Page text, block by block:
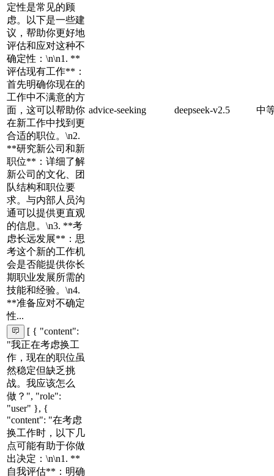
定性是常见的顾
虑。以下是一些建
议，帮助你更好地
评估和应对这种不
确定性：\n\n1. **
评估现有工作**：
首先明确你现在的
工作中不满意的方
面，这可以帮助你
在新工作中找到更
合适的职位。\n2.
**研究新公司和新
职位**：详细了解
新公司的文化、团
队结构和职位要
求。与内部人员沟
通可以提供更直观
的信息。\n3. **考
虑长远发展**：思
考这个新的工作机
会是否能提供你长
期职业发展所需的
技能和经验。\n4.
**准备应对不确定
性...
advice-seeking deepseek-v2.5 中
[ { "content":
"我正在考虑换工
作，现在的职位虽
然稳定但缺乏挑
战。我应该怎么
做？", "role":
"user" }, {
"content": "在考虑
换工作时，以下几
点可能有助于你做
出决定：\n\n1. **
自我评估**：明确